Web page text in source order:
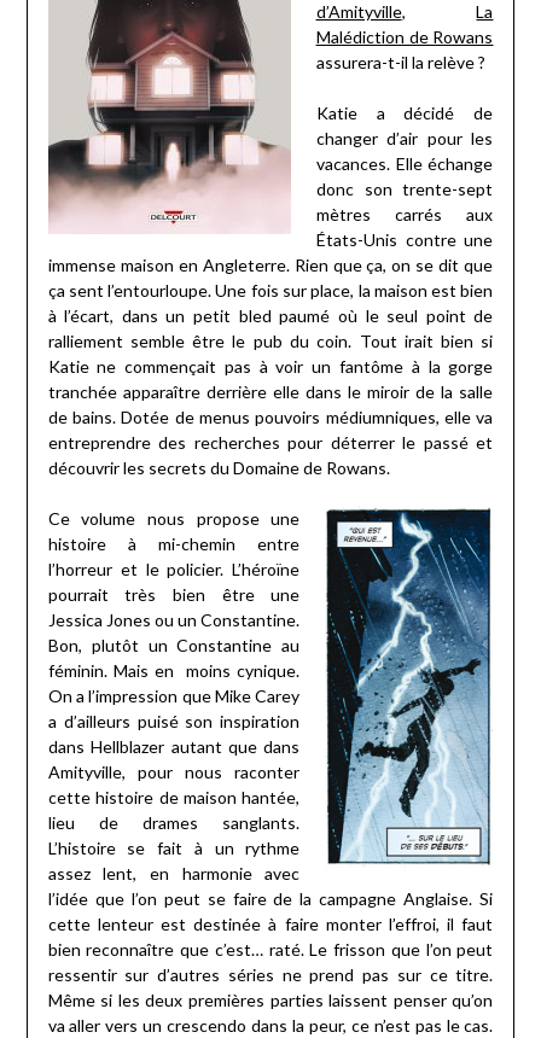
d’Amityville,La
Malédiction de Rowans
assurera-t-il la relève ?
Katie a décidé de
changer d’air pour les
vacances. Elle échange
donc son trente-sept
mètres carrés aux
États-Unis contre une
immense maison en Angleterre. Rien que ça, on se dit que
ça sent l’entourloupe. Une fois sur place, la maison est bien
à l’écart, dans un petit bled paumé où le seul point de
ralliement semble être le pub du coin. Tout irait bien si
Katie ne commençait pas à voir un fantôme à la gorge
tranchée apparaître derrière elle dans le miroir de la salle
de bains. Dotée de menus pouvoirs médiumniques, elle va
entreprendre des recherches pour déterrer le passé et
découvrir les secrets du Domaine de Rowans.
Ce volume nous propose une
histoire à mi-chemin entre
l’horreur et le policier. L’héroïne
pourrait très bien être une
Jessica Jones ou un Constantine.
Bon, plutôt un Constantine au
féminin. Mais en
moins cynique.
On a l’impression que Mike Carey
a d’ailleurs puisé son inspiration
dans Hellblazer autant que dans
Amityville, pour nous raconter
cette histoire de maison hantée,
lieu de drames sanglants.
L’histoire se fait à un rythme
assez lent, en harmonie avec
l’idée que l’on peut se faire de la campagne Anglaise. Si
cette lenteur est destinée à faire monter l’effroi, il faut
bien reconnaître que c’est… raté. Le frisson que l’on peut
ressentir sur d’autres séries ne prend pas sur ce titre.
Même si les deux premières parties laissent penser qu’on
va aller vers un crescendo dans la peur, ce n’est pas le cas.